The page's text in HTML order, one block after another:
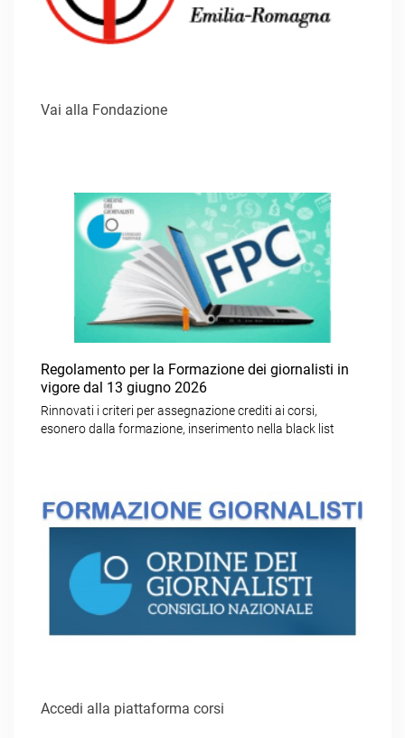
Vai alla Fondazione
Regolamento per la Formazione dei giornalisti in
vigore dal 13 giugno 2026
Rinnovati i criteri per assegnazione crediti ai corsi,
esonero dalla formazione, inserimento nella black list
Accedi alla piattaforma corsi